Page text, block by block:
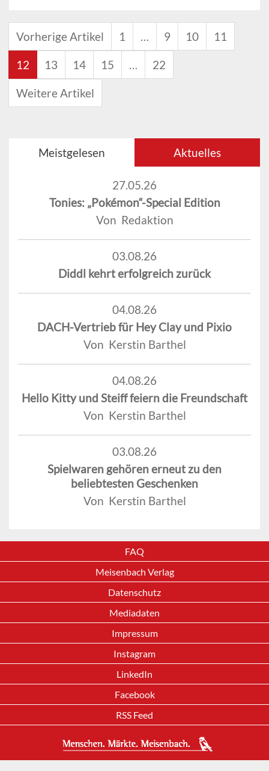
Vorherige Artikel 1 … 9 10 11
12 13 14 15 … 22
Weitere Artikel
Meistgelesen Aktuelles
27.05.26
Tonies: „Pokémon“-Special Edition
Von Redaktion
03.08.26
Diddl kehrt erfolgreich zurück
04.08.26
DACH-Vertrieb für Hey Clay und Pixio
Von Kerstin Barthel
04.08.26
Hello Kitty und Steiff feiern die Freundschaft
Von Kerstin Barthel
03.08.26
Spielwaren gehören erneut zu den
beliebtesten Geschenken
Von Kerstin Barthel
FAQ
Meisenbach Verlag
Datenschutz
Mediadaten
Impressum
Instagram
LinkedIn
Facebook
RSS Feed